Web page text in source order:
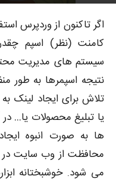
اگر تاکنون از وردپرس
کامنت (نظر) اسپم
نتیجه اسپمرها به طور
یا تبلیغ محصولات یا…
ها به صورت انبوه
محافظت از وب سایت در
می شود. خوشبختانه